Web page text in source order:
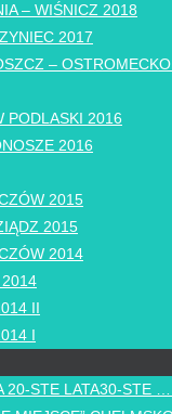
– WIŚNICZ 2018
2017
–
PODLASKI 2016
2016
2015
2015
2014
2014
II
I
20-STE LATA30-STE